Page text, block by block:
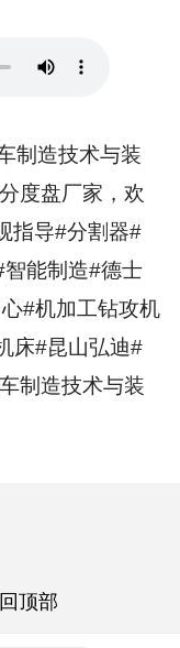
制造技术与装
度盘厂家，欢
指导#分割器#
能制造#德士
#机加工钻攻机
床#昆山弘迪#
制造技术与装
顶部